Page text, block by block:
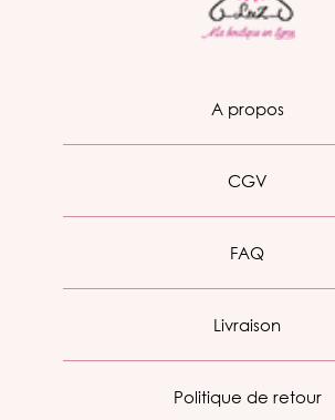
A propos
CGV
FAQ
Livraison
Politique de retour